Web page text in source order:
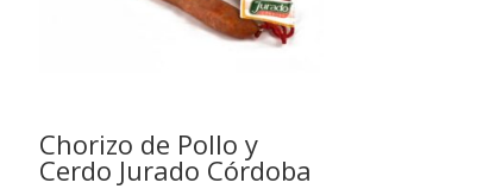
Chorizo de Pollo y
Cerdo Jurado Córdoba